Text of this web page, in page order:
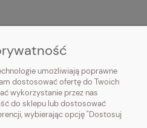
umożliwiają poprawne
dostosować ofertę do Twoich
wykorzystanie przez nas
do sklepu lub dostosować
wybierając opcję "Dostosuj